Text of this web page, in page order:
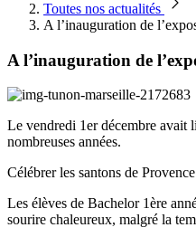
Toutes nos actualités
A l’inauguration de
A l’inauguration de
Le vendredi 1er décembre avait
nombreuses années.
Célébrer les santons de Provence
Les élèves de Bachelor 1ère
sourire chaleureux, malgré la